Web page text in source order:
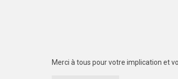
Merci à tous pour votre implication et